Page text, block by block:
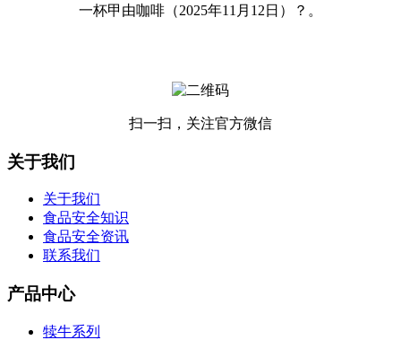
一杯甲由咖啡（2025年11月12日）？。
扫一扫，关注官方微信
关于我们
关于我们
食品安全知识
食品安全资讯
联系我们
产品中心
犊牛系列